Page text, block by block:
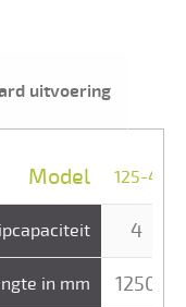
uitvoering
Model
in mm
125-4
4
1250